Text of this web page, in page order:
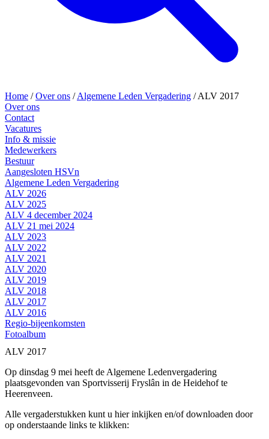
Home /Over ons /Algemene Leden Vergadering /ALV 2017
Over ons
Contact
Vacatures
Info & missie
Medewerkers
Bestuur
Aangesloten HSVn
Algemene Leden Vergadering
ALV 2026
ALV 2025
ALV 4 december 2024
ALV 21 mei 2024
ALV 2023
ALV 2022
ALV 2021
ALV 2020
ALV 2019
ALV 2018
ALV 2017
ALV 2016
Regio-bijeenkomsten
Fotoalbum
ALV 2017
Op dinsdag 9 mei heeft de Algemene Ledenvergadering
plaatsgevonden van Sportvisserij Fryslân in de Heidehof te
Heerenveen.
Alle vergaderstukken kunt u hier inkijken en/of downloaden door
op onderstaande links te klikken: